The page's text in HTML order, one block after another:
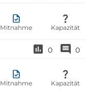
Mitnahme Kapazität
0 0
Mitnahme Kapazität